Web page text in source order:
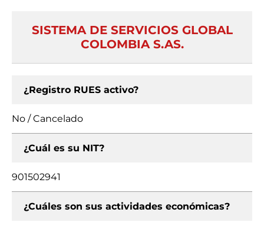
SISTEMA DE SERVICIOS GLOBAL
COLOMBIA S.AS.
¿Registro RUES activo?
No / Cancelado
¿Cuál es su NIT?
901502941
¿Cuáles son sus actividades económicas?